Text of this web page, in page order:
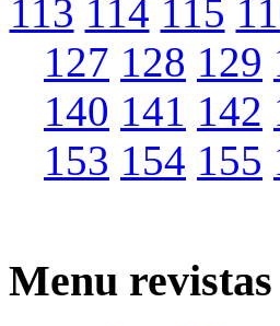
113 114 115
127 128 129
140 141 142
153 154 155
Menu revistas